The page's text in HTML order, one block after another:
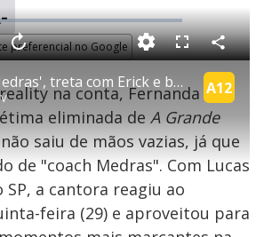
preferencial no Google
P
l
a
'Coach Medras', treta com Erick e bolos para dar e vender: tudo o que rolou com Medrado em O Grande React A12
A
a
n
ç
a
r
1
s
e
d
o
F
s
c
e
e
n
C
o
m
p
a
i
l
a
r
na conta, Fernanda
eliminada de A Grande
saiu de mãos vazias, já que
de "coach Medras". Com Lucas
SP, a cantora reagiu ao
feira (29) e aproveitou para